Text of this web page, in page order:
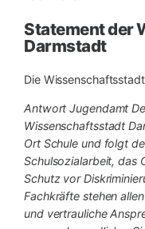
Statement der
Darmstadt
Die
Antwort Jugendamt
Wissenschaftsstadt
Ort Schule und folgt
Schulsozialarbeit, das
Schutz vor
Fachkräfte stehen
und vertrauliche